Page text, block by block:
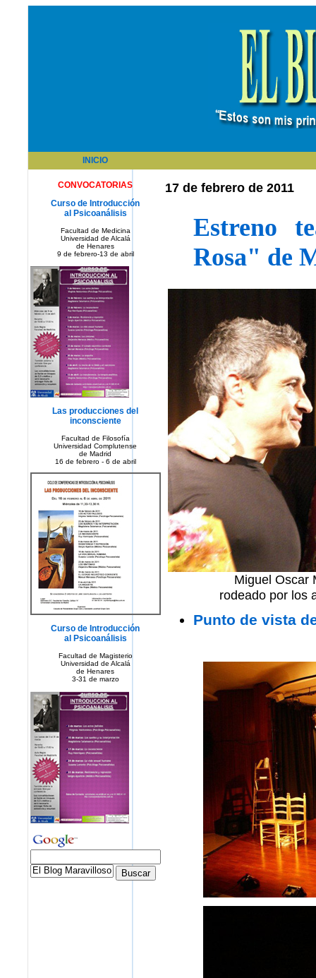
INICIO
CONVOCATORIAS
Curso de Introducción
al Psicoanálisis
Facultad de Medicina
Universidad de Alcalá
de Henares
9 de febrero-13 de abril
Las producciones del
inconsciente
Facultad de Filosofía
Universidad Complutense
de Madrid
16 de febrero - 6 de abril
Curso de Introducción
al Psicoanálisis
Facultad de Magisterio
Universidad de Alcalá
de Henares
3-31 de marzo
17 de febrero de 2011
Estreno
Rosa" de
Miguel Oscar
rodeado por los
Punto de vista